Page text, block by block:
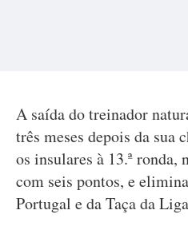
A saída do treinador
três meses depois da sua
os insulares à 13.ª ronda,
com seis pontos, e
Portugal e da Taça da